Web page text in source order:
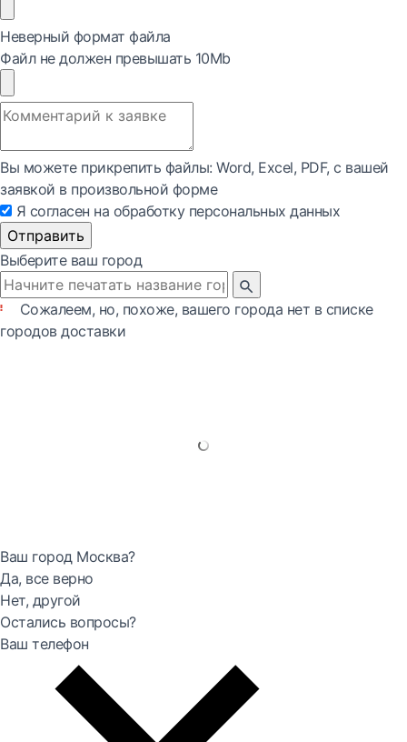
Неверный формат файла
Файл не должен превышать 10Mb
Вы можете прикрепить файлы: Word, Exсel, PDF, с вашей
заявкой в произвольной форме
Я согласен на обработку персональных данных
Отправить
Выберите ваш город
Сожалеем, но, похоже, вашего города нет в списке
городов доставки
Ваш город Москва?
Да, все верно
Нет, другой
Остались вопросы?
Ваш телефон